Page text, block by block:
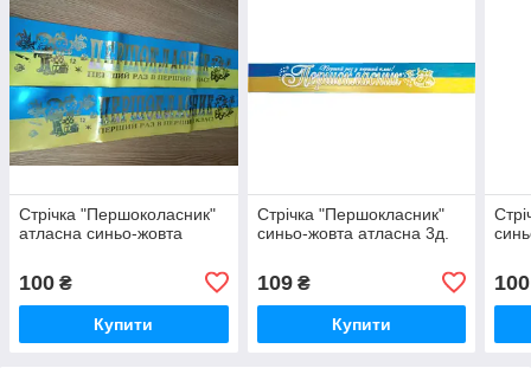
Стрічка "Першоколасник"
атласна синьо-жовта
100 ₴
Купити
Стрічка "Першокласник"
синьо-жовта атласна 3д.
109₴
Купити
100